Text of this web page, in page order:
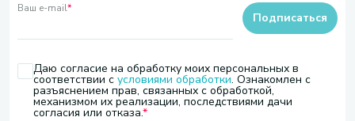
Ваш e-mail*
Даю согласие на обработку моих персональных в
соответствии с условиями обработки. Ознакомлен с
разъяснением прав, связанных с обработкой,
механизмом их реализации, последствиями дачи
согласия или отказа.
Подписаться